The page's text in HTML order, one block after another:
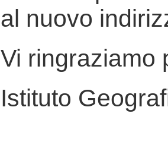
al nuovo
Vi ringraziamo
Istituto